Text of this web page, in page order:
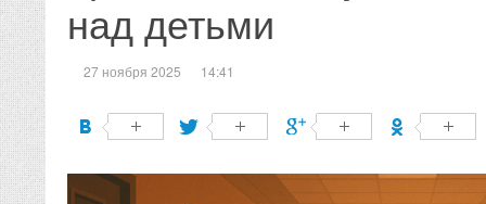
над детьми
27 ноября 2025 14:41